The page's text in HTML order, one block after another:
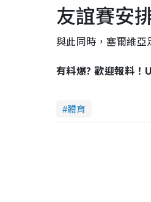
友誼賽安
與此同時，塞爾維
有料爆? 歡迎報料
體育